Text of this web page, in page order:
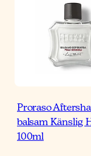
Proraso
balsam Känslig
100ml